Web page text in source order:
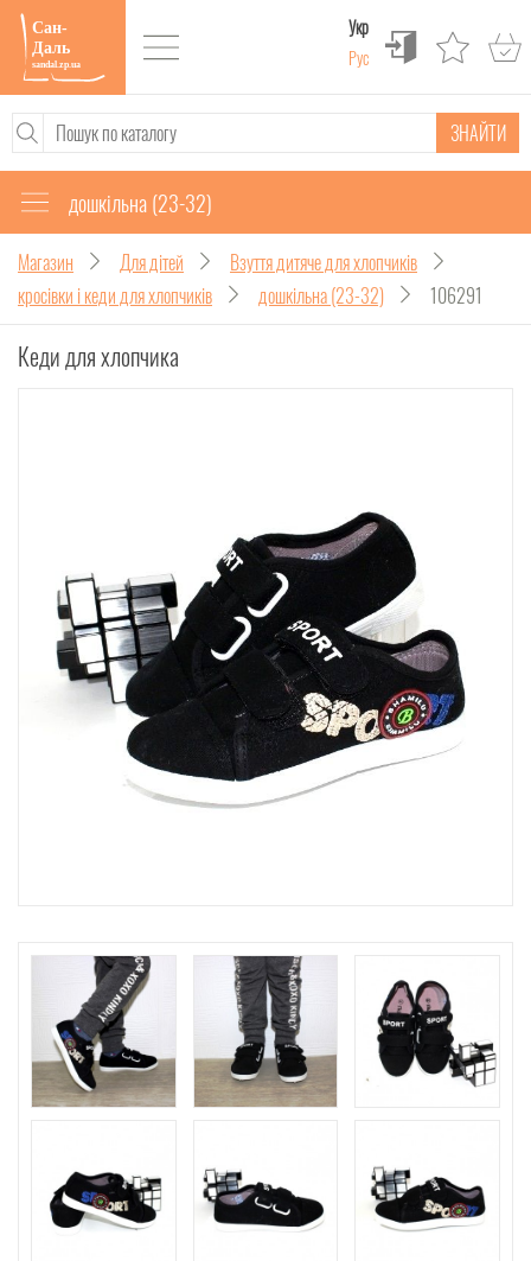
Укр
Рус
ЗНАЙТИ
дошкільна (23-32)
Магазин Для дітей
Взуття дитяче для хлопчиків
кросівки і кеди для хлопчиків
дошкільна (23-32) 106291
Кеди для хлопчика